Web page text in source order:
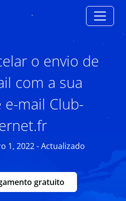
o envio de
com a sua
e-mail Club-
1, 2022 - Actualizado
gratuito